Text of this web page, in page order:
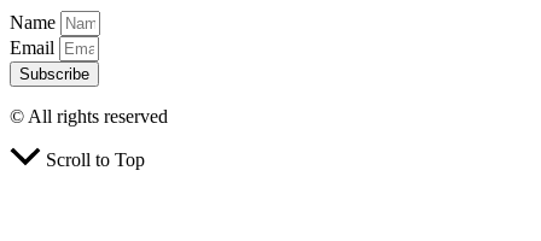
Name
Email
Subscribe
© All rights reserved
Scroll to Top